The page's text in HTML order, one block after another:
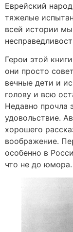
Еврейский
тяжелые
всей истории
Герои этой
они просто
вечные дети и
голову и всю
Недавно прочла
удовольствие.
хорошего
воображение.
особенно в
что не до юмора.